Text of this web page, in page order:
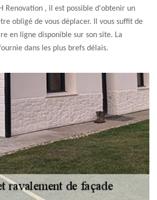
Renovation , il est possible d'obtenir un
obligé de vous déplacer. Il vous suffit de
en ligne disponible sur son site. La
dans les plus brefs délais.